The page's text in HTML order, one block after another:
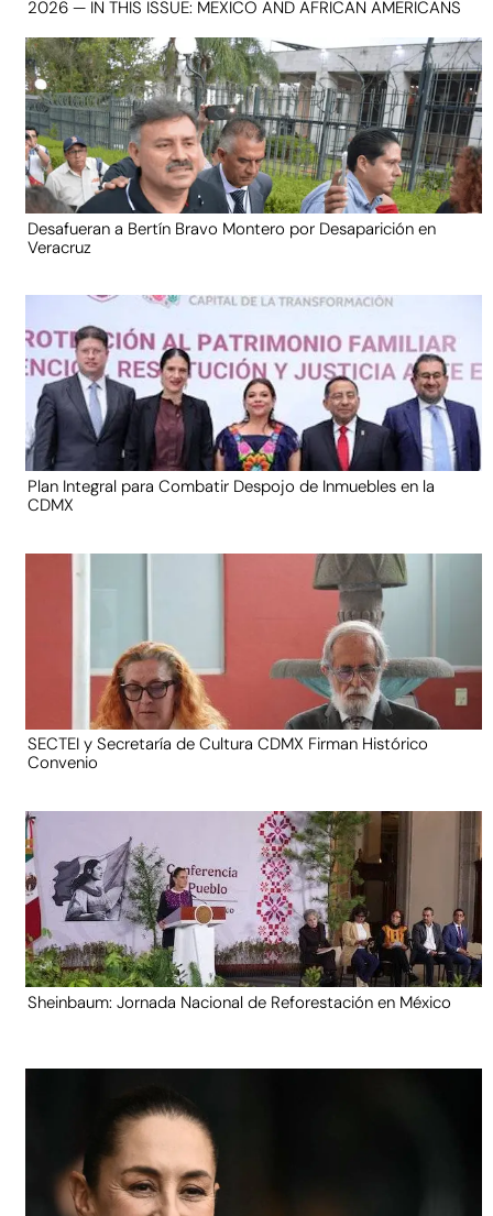
2026 — IN THIS ISSUE: MEXICO AND AFRICAN AMERICANS
Desafueran a Bertín Bravo Montero por Desaparición en
Veracruz
Plan Integral para Combatir Despojo de Inmuebles en la
CDMX
SECTEI y Secretaría de Cultura CDMX Firman Histórico
Convenio
Sheinbaum: Jornada Nacional de Reforestación en México